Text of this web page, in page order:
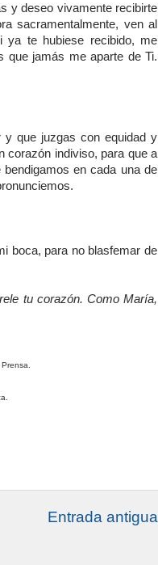
y deseo vivamente recibirte
sacramentalmente, ven al
ya te hubiese recibido, me
que jamás me aparte de Ti.
y que juzgas con equidad y
corazón indiviso, para que a
en cada una de
boca, para no blasfemar de
tu corazón. Como María,
Entrada antigua